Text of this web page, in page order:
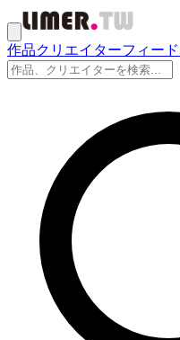
作品クリエイターフィード